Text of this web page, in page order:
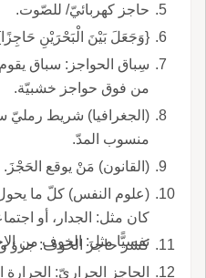
حاجز كهربائيّ/ للصّوت.
{وَجَعَلَ بَيْنَ الْبَحْرَيْنِ
سِباق الحواجز: سباق يقوم
من فوق حواجز خشبيّة.
(الجغرافيا) شريط رمليّ
منسوب المدّ.
(القانون) مَنْ يوقع الحَجْزَ.
(علوم النفس) كلّ ما يحول
كان مثل: الجدار، أو
نفسيًّا مثل: الخوف من
كسَر حاجزَ الخوف: جرؤ
الحاجز الحراريّ: